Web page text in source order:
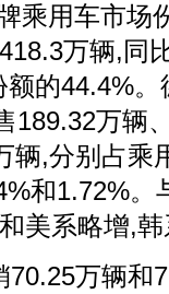
乘用车市场
万辆,同
的44.4%
189.32万辆
辆,分别占乘
和1.72%
美系略增,
万辆和